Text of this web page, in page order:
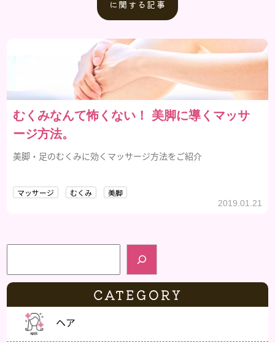
に関する記事
むくみなんて怖くない！ 美脚に導くマッサ
ージ方法。
美脚・足のむくみに効くマッサージ方法をご紹介
マッサージ むくみ 美脚
2019.01.21
検索
CATEGORY
ヘア